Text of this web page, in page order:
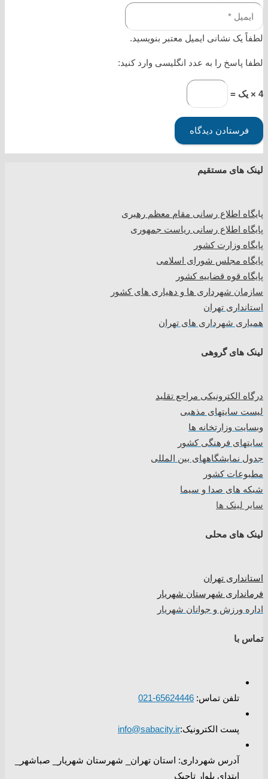
لطفاً یک نشانی ایمیل معتبر بنویسید.
لطفا پاسخ را به عدد انگلیسی وارد کنید:
4 × یک =
فرستادن دیدگاه
لینک های مستقیم
پایگاه اطلاع رسانی مقام معظم رهبری
پایگاه اطلاع رسانی ریاست جمهوری
پایگاه وزارت کشور
پایگاه مجلس شورای اسلامی
پایگاه قوه قضاییه کشور
سازمان شهرداری ها و دهیاری های کشور
استانداری تهران
همیاری شهرداری های تهران
لینک های گروهی
درگاه الکترونیکی مراجع تقلید
لیست سایتهای مذهبی
وبسایت وزارتخانه ها
سایتهای فرهنگی کشور
جدول نمایشگاههای بین المللی
مطبوعات کشور
شبکه های صدا و سیما
سایر لینک ها
لینک های محلی
استانداری تهران
فرمانداری شهرستان شهریار
اداره ورزش و جوانان شهریار
تماس با
تلفن تماس: 65624446-021
پست الکترونیک:info@sabacity.ir
آدرس شهرداری: استان تهران_ شهرستان شهریار_ صباشهر_
ابتدای بلوار تاجیک